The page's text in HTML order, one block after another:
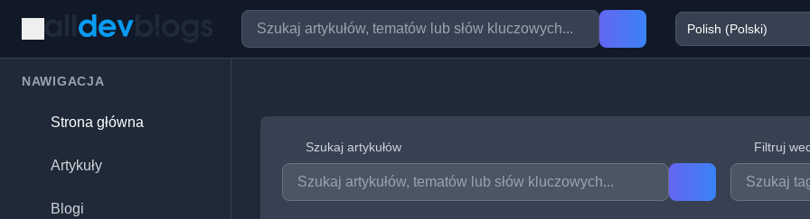
NAWIGACJA
Strona główna
Artykuły
Blogi
Szukaj artykułów Filtruj